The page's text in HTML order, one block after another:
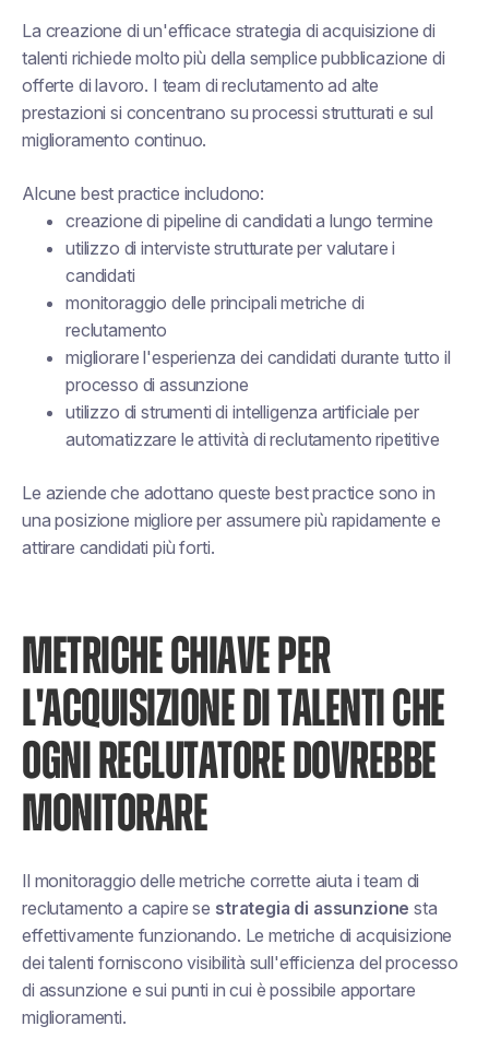
La creazione di un'efficace strategia di acquisizione di
talenti richiede molto più della semplice pubblicazione di
offerte di lavoro. I team di reclutamento ad alte
prestazioni si concentrano su processi strutturati e sul
miglioramento continuo.
Alcune best practice includono:
creazione di pipeline di candidati a lungo termine
utilizzo di interviste strutturate per valutare i
candidati
monitoraggio delle principali metriche di
reclutamento
migliorare l'esperienza dei candidati durante tutto il
processo di assunzione
utilizzo di strumenti di intelligenza artificiale per
automatizzare le attività di reclutamento ripetitive
Le aziende che adottano queste best practice sono in
una posizione migliore per assumere più rapidamente e
attirare candidati più forti.
METRICHE CHIAVE PER
L'ACQUISIZIONE DI TALENTI CHE
OGNI RECLUTATORE DOVREBBE
MONITORARE
Il monitoraggio delle metriche corrette aiuta i team di
reclutamento a capire se strategia di assunzionesta
effettivamente funzionando. Le metriche di acquisizione
dei talenti forniscono visibilità sull'efficienza del processo
di assunzione e sui punti in cui è possibile apportare
miglioramenti.